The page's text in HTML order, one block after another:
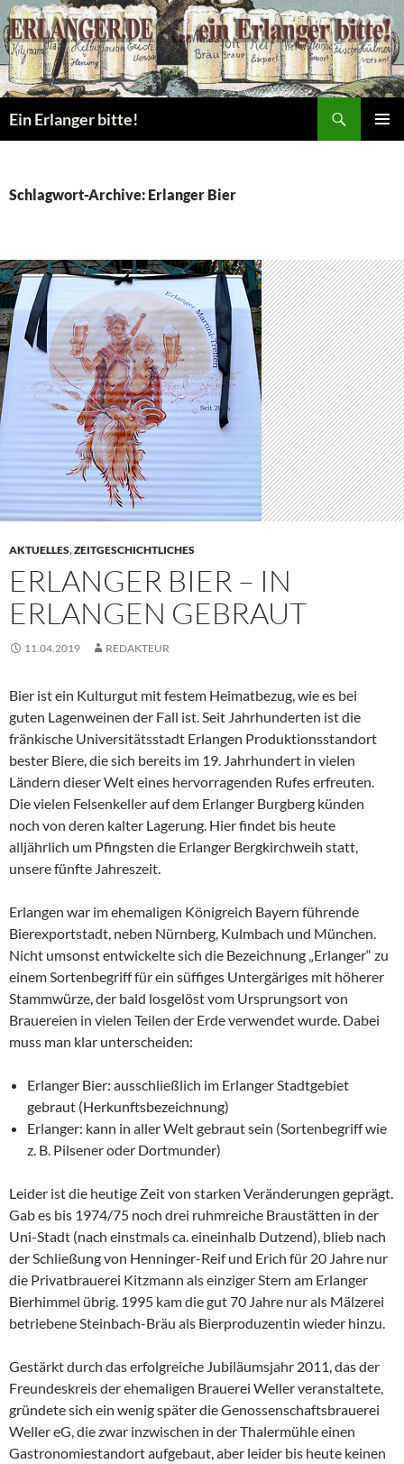
Zum
Inhalt
springen
Ein Erlanger bitte!
Schlagwort-Archive: Erlanger Bier
AKTUELLES,ZEITGESCHICHTLICHES
ERLANGER BIER – IN
ERLANGEN GEBRAUT
11.04.2019 REDAKTEUR
Bier ist ein Kulturgut mit festem Heimatbezug, wie es bei
guten Lagenweinen der Fall ist. Seit Jahrhunderten ist die
fränkische Universitätsstadt Erlangen Produktionsstandort
bester Biere, die sich bereits im 19. Jahrhundert in vielen
Ländern dieser Welt eines hervorragenden Rufes erfreuten.
Die vielen Felsenkeller auf dem Erlanger Burgberg künden
noch von deren kalter Lagerung. Hier findet bis heute
alljährlich um Pfingsten die Erlanger Bergkirchweih statt,
unsere fünfte Jahreszeit.
Erlangen war im ehemaligen Königreich Bayern führende
Bierexportstadt, neben Nürnberg, Kulmbach und München.
Nicht umsonst entwickelte sich die Bezeichnung „Erlanger“ zu
einem Sortenbegriff für ein süffiges Untergäriges mit höherer
Stammwürze, der bald losgelöst vom Ursprungsort von
Brauereien in vielen Teilen der Erde verwendet wurde. Dabei
muss man klar unterscheiden:
Erlanger Bier: ausschließlich im Erlanger Stadtgebiet
gebraut (Herkunftsbezeichnung)
Erlanger: kann in aller Welt gebraut sein (Sortenbegriff wie
z. B. Pilsener oder Dortmunder)
Leider ist die heutige Zeit von starken Veränderungen geprägt.
Gab es bis 1974/75 noch drei ruhmreiche Braustätten in der
Uni-Stadt (nach einstmals ca. eineinhalb Dutzend), blieb nach
der Schließung von Henninger-Reif und Erich für 20 Jahre nur
die Privatbrauerei Kitzmann als einziger Stern am Erlanger
Bierhimmel übrig. 1995 kam die gut 70 Jahre nur als Mälzerei
betriebene Steinbach-Bräu als Bierproduzentin wieder hinzu.
Gestärkt durch das erfolgreiche Jubiläumsjahr 2011, das der
Freundeskreis der ehemaligen Brauerei Weller veranstaltete,
gründete sich ein wenig später die Genossenschaftsbrauerei
Weller eG, die zwar inzwischen in der Thalermühle einen
Gastronomiestandort aufgebaut, aber leider bis heute keinen